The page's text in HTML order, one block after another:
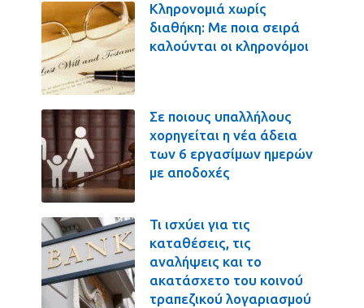
Κληρονομιά χωρίς
διαθήκη: Με ποια σειρά
καλούνται οι κληρονόμοι
Σε ποιους υπαλλήλους
χορηγείται η νέα άδεια
των 6 εργασίμων ημερών
με αποδοχές
Τι ισχύει για τις
καταθέσεις, τις
αναλήψεις και το
ακατάσχετο του κοινού
τραπεζικού λογαριασμού